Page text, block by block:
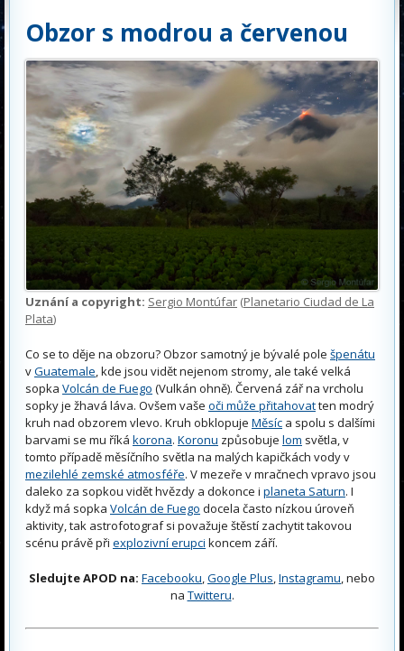
Obzor s modrou a červenou
Uznání a copyright: Sergio Montúfar (Planetario Ciudad de La
Plata)
Co se to děje na obzoru? Obzor samotný je bývalé pole špenátu
vGuatemale, kde jsou vidět nejenom stromy, ale také velká
sopka Volcán de Fuego (Vulkán ohně). Červená zář na vrcholu
sopky je žhavá láva. Ovšem vaše oči může přitahovatten modrý
kruh nad obzorem vlevo. Kruh obklopuje Měsíc a spolu s dalšími
barvami se mu říká korona. Koronu způsobuje lom světla, v
tomto případě měsíčního světla na malých kapičkách vody v
mezilehlé zemské atmosféře. V mezeře v mračnech vpravo jsou
daleko za sopkou vidět hvězdy a dokonce i planeta Saturn. I
když má sopka Volcán de Fuego docela často nízkou úroveň
aktivity, tak astrofotograf si považuje štěstí zachytit takovou
scénu právě při explozivní erupci koncem září.
Sledujte APOD na: Facebooku,Google Plus,Instagramu, nebo
na Twitteru.